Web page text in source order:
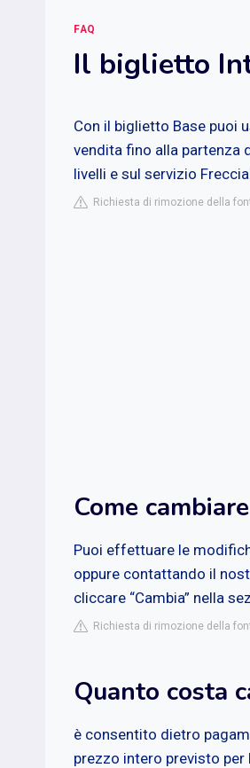
FAQ
Il biglietto
Con il biglietto Base puoi
vendita fino alla partenza
livelli e sul servizio
Richiesta di rimozione della
Come
Puoi effettuare le
oppure contattando il
cliccare “Cambia” nella
Richiesta di rimozione della
Quanto costa
è consentito dietro
prezzo intero previsto